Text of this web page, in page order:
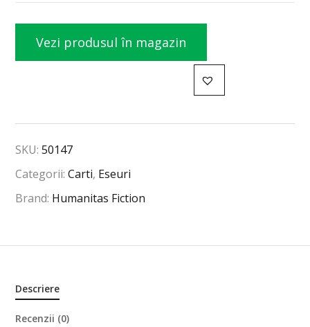
Vezi produsul în magazin
SKU:50147
Categorii:Carti, Eseuri
Brand: Humanitas Fiction
Descriere
Recenzii (0)